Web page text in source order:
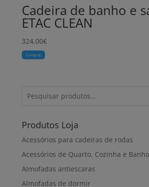
Cadeira de banho e
ETAC CLEAN
324,00€
Comprar
Produtos Loja
Acessórios para cadeiras de rodas
Acessórios de Quarto, Cozinha e Banho
Almofadas antiescaras
Almofadas de dormir